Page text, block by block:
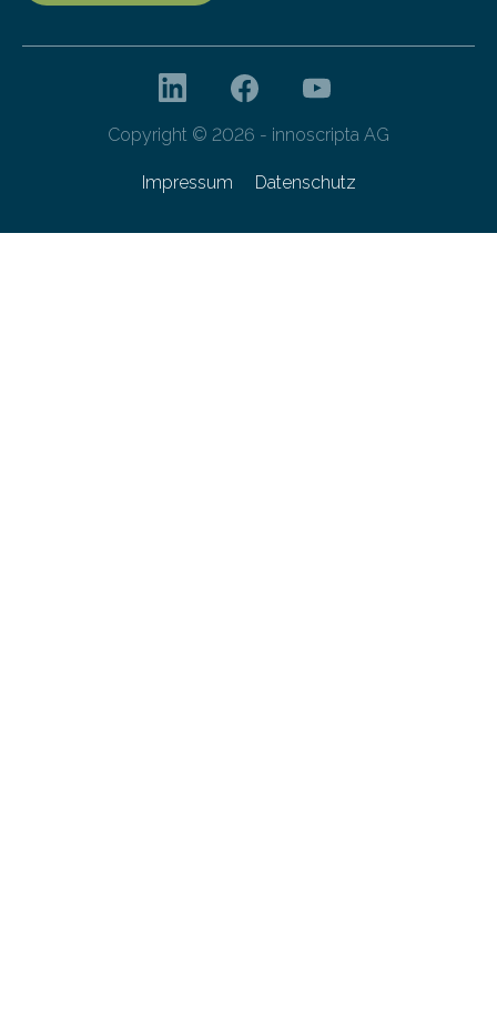
Copyright © 2026 - innoscripta AG
Impressum Datenschutz